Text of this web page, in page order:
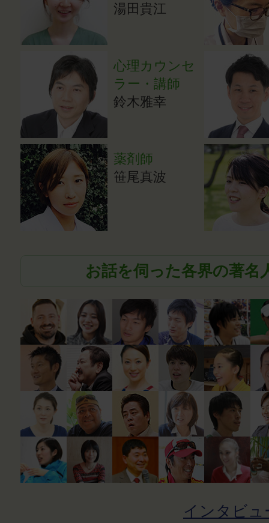
湯田貴江
心理カウンセ
ラー・講師
鈴木雅幸
薬剤師
笹尾真波
お話を伺った各界の著名
インタビュ